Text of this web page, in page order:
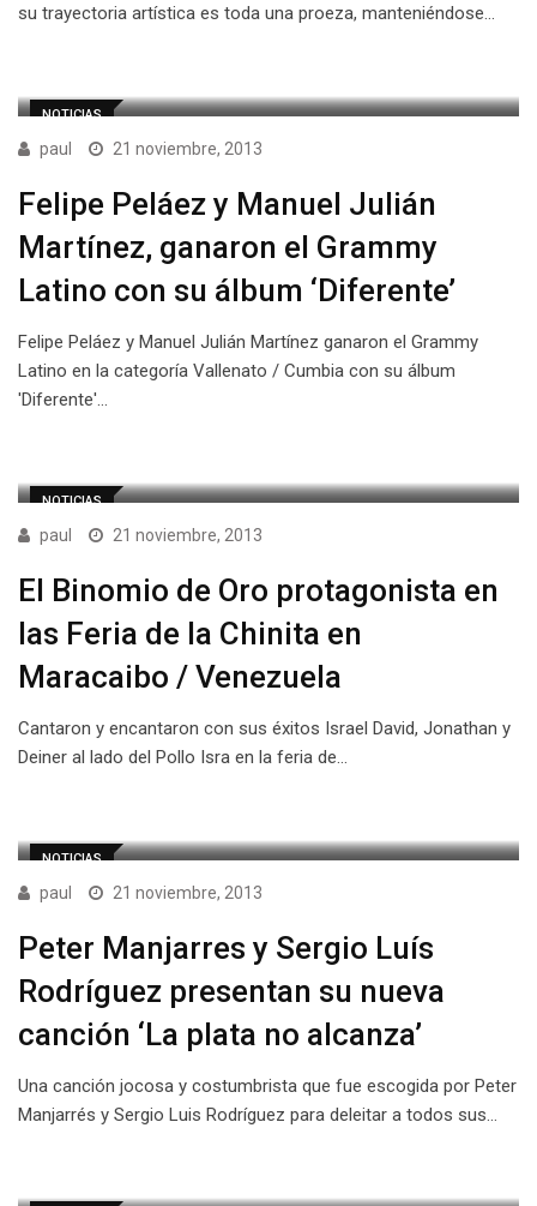
su trayectoria artística es toda una proeza, manteniéndose…
NOTICIAS
paul 21 noviembre, 2013
Felipe Peláez y Manuel Julián
Martínez, ganaron el Grammy
Latino con su álbum ‘Diferente’
Felipe Peláez y Manuel Julián Martínez ganaron el Grammy
Latino en la categoría Vallenato / Cumbia con su álbum
'Diferente'…
NOTICIAS
paul 21 noviembre, 2013
El Binomio de Oro protagonista en
las Feria de la Chinita en
Maracaibo / Venezuela
Cantaron y encantaron con sus éxitos Israel David, Jonathan y
Deiner al lado del Pollo Isra en la feria de…
NOTICIAS
paul 21 noviembre, 2013
Peter Manjarres y Sergio Luís
Rodríguez presentan su nueva
canción ‘La plata no alcanza’
Una canción jocosa y costumbrista que fue escogida por Peter
Manjarrés y Sergio Luis Rodríguez para deleitar a todos sus…